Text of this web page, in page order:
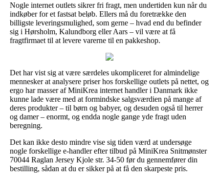
Nogle internet outlets sikrer fri fragt, men undertiden kun når du
indkøber for et fastsat beløb. Ellers må du foretrække den
billigste leveringsmulighed, som gerne – hvad end du befinder
sig i Hørsholm, Kalundborg eller Aars – vil være at få
fragtfirmaet til at levere varerne til en pakkeshop.
Det har vist sig at være særdeles ukompliceret for almindelige
mennesker at analysere priser hos forskellige outlets på nettet, og
ergo har masser af MiniKrea internet handler i Danmark ikke
kunne lade være med at formindske salgsværdien på mange af
deres produkter – til børn og babyer, og desuden også til herrer
og damer – enormt, og endda nogle gange yde fragt uden
beregning.
Det kan ikke desto mindre vise sig tiden værd at undersøge
nogle forskellige e-handler efter tilbud på MiniKrea Snitmønster
70044 Raglan Jersey Kjole str. 34-50 før du gennemfører din
bestilling, sådan at du er sikker på at få den skarpeste pris.